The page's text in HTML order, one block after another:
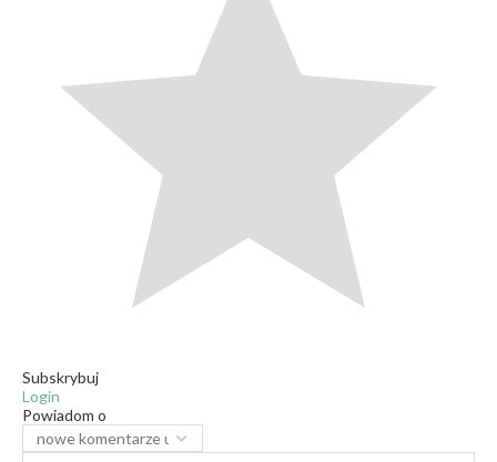
Subskrybuj
Login
Powiadom o